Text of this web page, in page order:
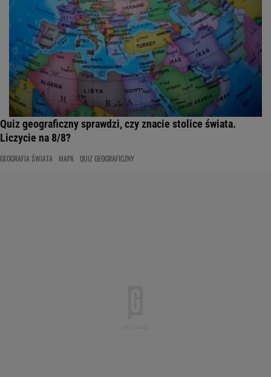
Quiz geograficzny sprawdzi, czy znacie stolice świata.
Liczycie na 8/8?
GEOGRAFIA ŚWIATA MAPA QUIZ GEOGRAFICZNY